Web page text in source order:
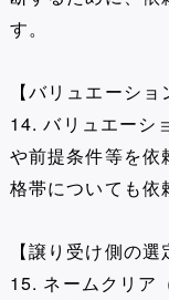
す。
【バリュエーシ
14. バリュエーシ
や前提条件等を依
格帯についても依
【譲り受け側の選
15. ネームクリア